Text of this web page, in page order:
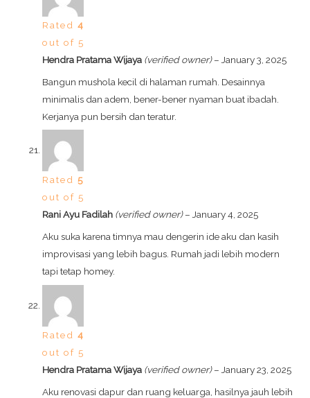
Rated4
out of 5
Hendra Pratama Wijaya (verified owner) – January 3, 2025
Bangun mushola kecil di halaman rumah. Desainnya
minimalis dan adem, bener-bener nyaman buat ibadah.
Kerjanya pun bersih dan teratur.
Rated5
out of 5
Rani Ayu Fadilah (verified owner) – January 4, 2025
Aku suka karena timnya mau dengerin ide aku dan kasih
improvisasi yang lebih bagus. Rumah jadi lebih modern
tapi tetap homey.
Rated4
out of 5
Hendra Pratama Wijaya (verified owner) – January 23, 2025
Aku renovasi dapur dan ruang keluarga, hasilnya jauh lebih